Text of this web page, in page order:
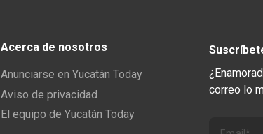
Acerca de nosotros
Anunciarse en Yucatán Today
Aviso de privacidad
El equipo de Yucatán Today
correo lo